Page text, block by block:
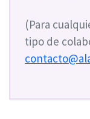
(Para
tipo de